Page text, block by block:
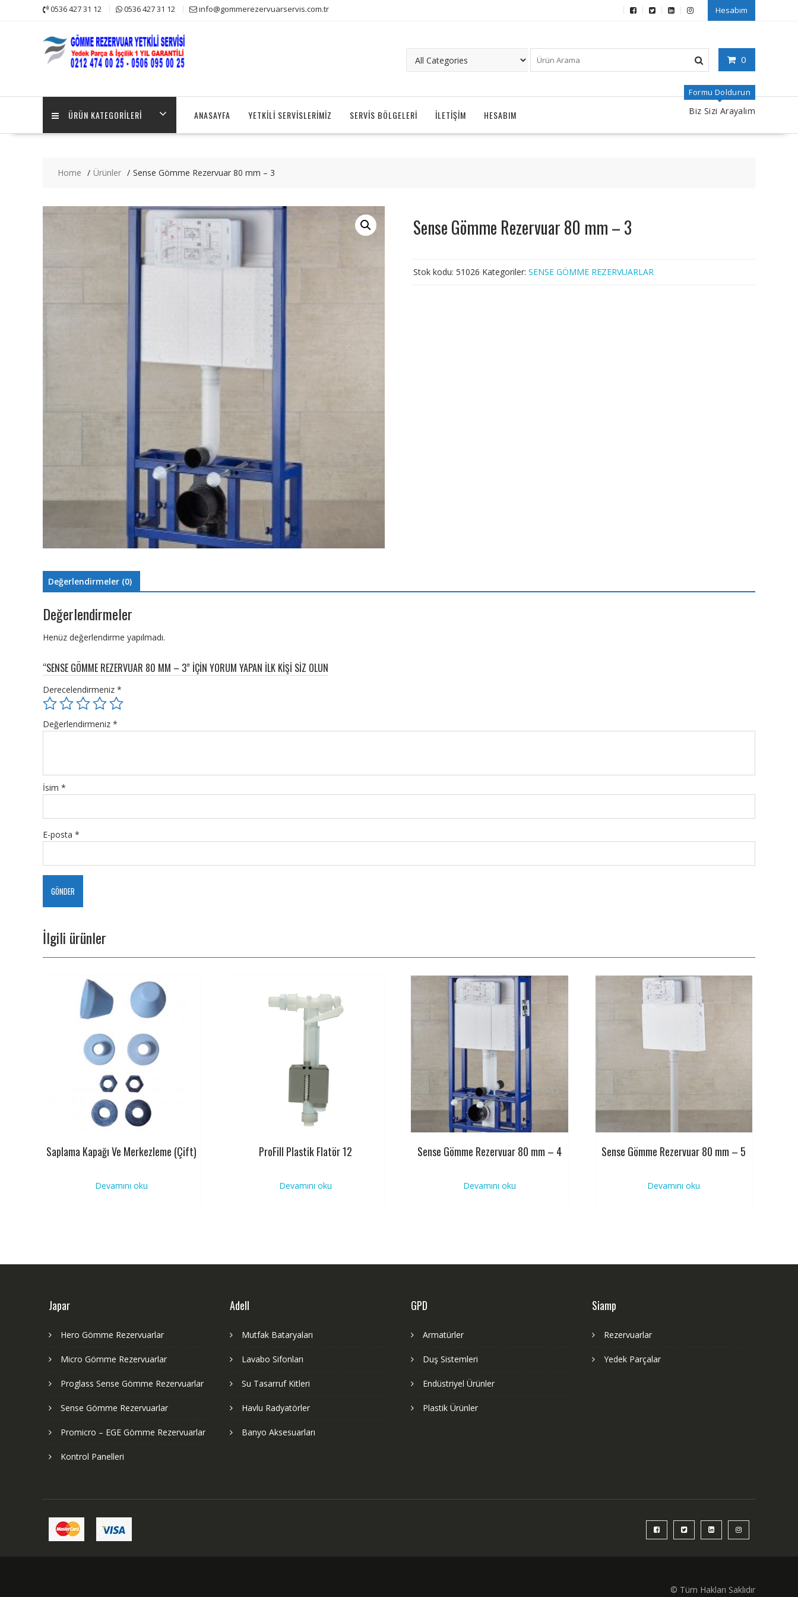
0536 427 31 12 0536 427 31 12 info@gommerezervuarservis.com.tr Hesabım
0
ÜRÜN KATEGORILERI ANASAYFA YETKILI SERVISLERIMIZ SERVIS BÖLGELERI İLETIŞIM HESABIM
Formu Doldurun
Biz Sizi Arayalım
Home Ürünler Sense Gömme Rezervuar 80 mm – 3
Sense Gömme Rezervuar 80 mm – 3
Stok kodu: 51026 Kategoriler: SENSE GÖMME REZERVUARLAR
Değerlendirmeler (0)
Değerlendirmeler
Henüz değerlendirme yapılmadı.
“SENSE GÖMME REZERVUAR 80 MM – 3” IÇIN YORUM YAPAN ILK KIŞI SIZ OLUN
Derecelendirmeniz *
Değerlendirmeniz *
İsim *
E-posta *
İlgili ürünler
Saplama Kapağı Ve Merkezleme (Çift)
Devamını oku
ProFill Plastik Flatör 12
Devamını oku
Sense Gömme Rezervuar 80 mm – 4
Devamını oku
Sense Gömme Rezervuar 80 mm – 5
Devamını oku
Japar
Hero Gömme Rezervuarlar
Micro Gömme Rezervuarlar
Proglass Sense Gömme Rezervuarlar
Sense Gömme Rezervuarlar
Promicro – EGE Gömme Rezervuarlar
Kontrol Panelleri
Adell
Mutfak Bataryaları
Lavabo Sifonları
Su Tasarruf Kitleri
Havlu Radyatörler
Banyo Aksesuarları
GPD
Armatürler
Duş Sistemleri
Endüstriyel Ürünler
Plastik Ürünler
Siamp
Rezervuarlar
Yedek Parçalar
© Tüm Hakları Saklıdır